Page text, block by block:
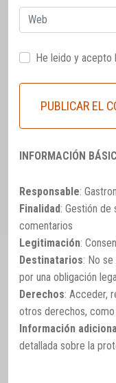
Web
He leido y acepto
INFORMACIÓN
Responsable:
Finalidad: Gestión de
comentarios
Legitimación:
Destinatarios: No
por una obligación
Derechos: Acceder,
otros derechos,
Información
detallada sobre la